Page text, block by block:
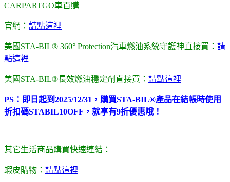
CARPARTGO車百購
官網： 請點這裡
美國STA-BIL® 360° Protection汽車燃油系統守護神直接買： 請
點這裡
美國STA-BIL®長效燃油穩定劑直接買： 請點這裡
PS：即日起到2025/12/31，購買STA-BIL®產品在結帳時使用
折扣碼STABIL10OFF，就享有9折優惠哦！
其它生活商品購買快速連結：
蝦皮購物： 請點這裡